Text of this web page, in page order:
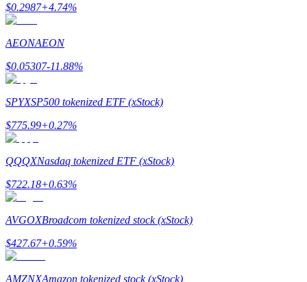
Stratégies de trading
Apprenez à rester rentable
$0.2987+4.74%
AEONAEON
$0.05307-11.88%
SPYXSP500 tokenized ETF (xStock)
$775.99+0.27%
QQQXNasdaq tokenized ETF (xStock)
$722.18+0.63%
AVGOXBroadcom tokenized stock (xStock)
$427.67+0.59%
AMZNXAmazon tokenized stock (xStock)